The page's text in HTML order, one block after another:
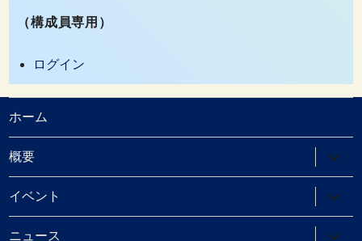
（構成員専用）
ログイン
ホーム
概要
ブ
メ
ニ
ュ
ー
を
イベント
ブ
メ
ニ
ニュース